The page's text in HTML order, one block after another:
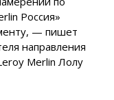
Россия»
— пишет
направления
Merlin Лолу